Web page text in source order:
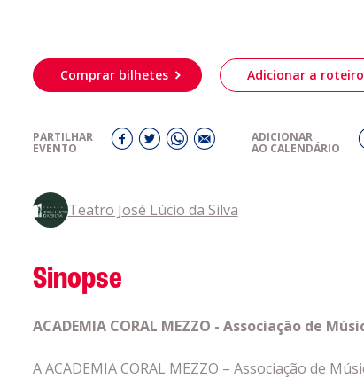
Comprar bilhetes Adicionar a roteiro
PARTILHAR
EVENTO
ADICIONAR
AO CALENDÁRIO
Teatro José Lúcio da Silva
Sinopse
ACADEMIA CORAL MEZZO - Associação de
A ACADEMIA CORAL MEZZO – Associação de